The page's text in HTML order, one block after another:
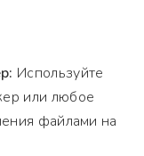
Используйте
или любое
файлами на